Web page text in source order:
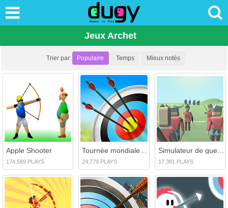
Jeux Archet
Trier par: Populaire Temps Mieux notés
Apple Shooter
174,589 PLAYS
Tournée mondiale de tir à l'arc
24,779 PLAYS
Simulateur de guerre
17,391 PLAYS